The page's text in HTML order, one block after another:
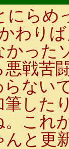
らめ
わり
かった
戦苦
ない
筆した
これ
と更